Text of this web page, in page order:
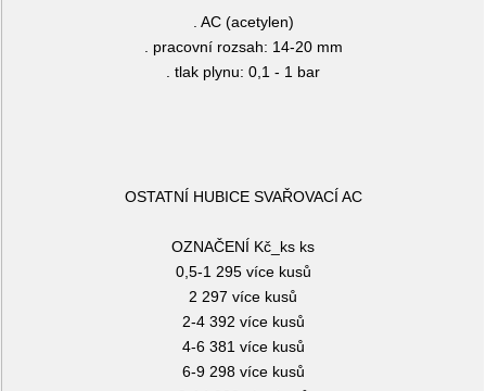
. AC (acetylen)
. pracovní rozsah: 14-20 mm
. tlak plynu: 0,1 - 1 bar
OSTATNÍ HUBICE SVAŘOVACÍ AC
OZNAČENÍ Kč_ks ks
0,5-1 295 více kusů
2 297 více kusů
2-4 392 více kusů
4-6 381 více kusů
6-9 298 více kusů